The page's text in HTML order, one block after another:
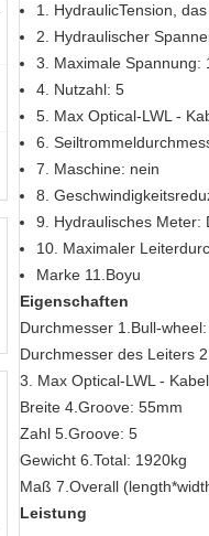
1. HydraulicTension,
2. Hydraulischer
3. Maximale Spannung:
4. Nutzahl: 5
5. Max Optical-LWL -
6.
7. Maschine: nein
8.
9. Hydraulisches Meter:
10. Maximaler
Marke 11.Boyu
Eigenschaften
Durchmesser 1.Bull-
Durchmesser des Leiters
3. Max Optical-LWL -
Breite 4.Groove: 55mm
Zahl 5.Groove: 5
Gewicht 6.Total: 1920kg
Maß 7.Overall
Leistung